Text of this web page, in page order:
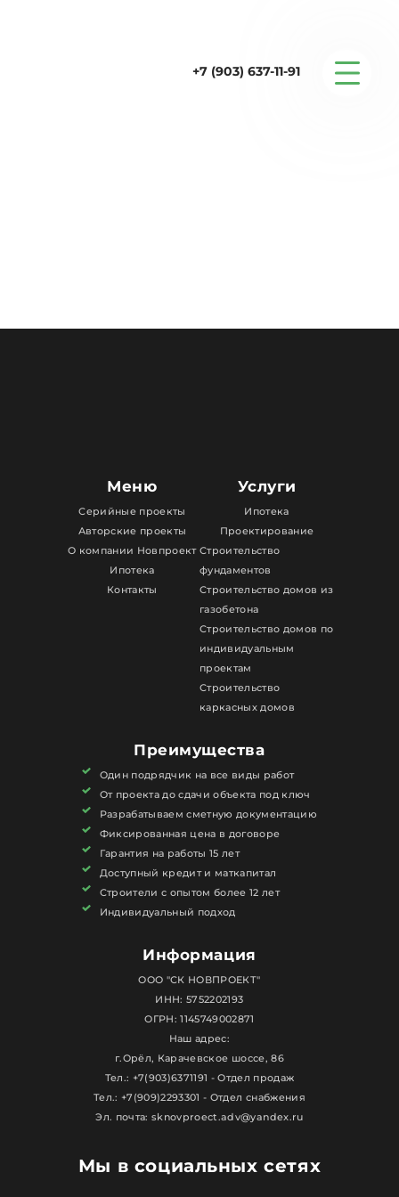
+7 (903) 637-11-91
Статьи
Мы в социальных сетях
Меню
Серийные проекты
Авторские проекты
О компании Новпроект
Ипотека
Контакты
Услуги
Ипотека
Проектирование
Строительство
фундаментов
Строительство домов из
газобетона
Строительство домов по
индивидуальным
проектам
Строительство
каркасных домов
Преимущества
Один подрядчик на все виды работ
От проекта до сдачи объекта под ключ
Разрабатываем сметную документацию
Фиксированная цена в договоре
Гарантия на работы 15 лет
Доступный кредит и маткапитал
Строители с опытом более 12 лет
Индивидуальный подход
Информация
ООО "СК НОВПРОЕКТ"
ИНН: 5752202193
ОГРН: 1145749002871
Наш адрес:
г.Орёл, Карачевское шоссе, 86
Тел.: +7(903)6371191 - Отдел продаж
Тел.: +7(909)2293301 - Отдел снабжения
Эл. почта: sknovproect.adv@yandex.ru